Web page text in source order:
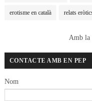
erotisme en català relats
Amb la
CONTACTE AMB EN PEP
Nom